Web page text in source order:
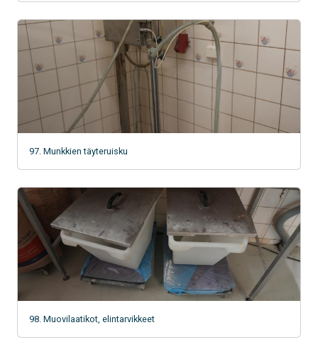
97. Munkkien täyteruisku
98. Muovilaatikot, elintarvikkeet